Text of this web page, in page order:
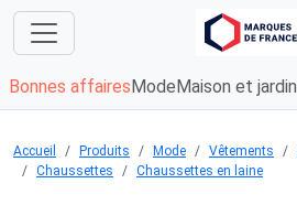
Bonnes affaires Mode Maison et jardin
Accueil Produits Mode Vêtements
Chaussettes
Chaussettes en laine